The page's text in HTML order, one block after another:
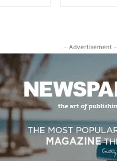
- Advertisement -